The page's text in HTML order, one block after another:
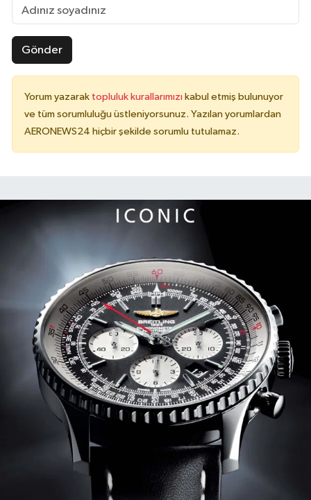
Gönder
Yorum yazarak topluluk kurallarımızı kabul etmiş bulunuyor
ve tüm sorumluluğu üstleniyorsunuz. Yazılan yorumlardan
AERONEWS24 hiçbir şekilde sorumlu tutulamaz.